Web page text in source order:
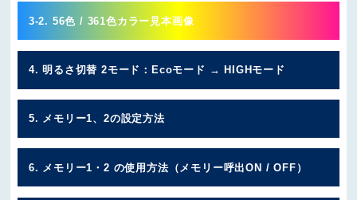
3-2. 56色 / 361色カラー見本画像
4. 明るさ切替 2モード：Ecoモード → HIGHモード
5. メモリー1、2の設定方法
6. メモリー1・2 の使用方法（メモリー呼出ON / OFF）